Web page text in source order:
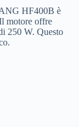
HF400B è
motore offre
250 W. Questo